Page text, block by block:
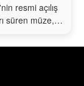
resmi açılış
süren müze,…